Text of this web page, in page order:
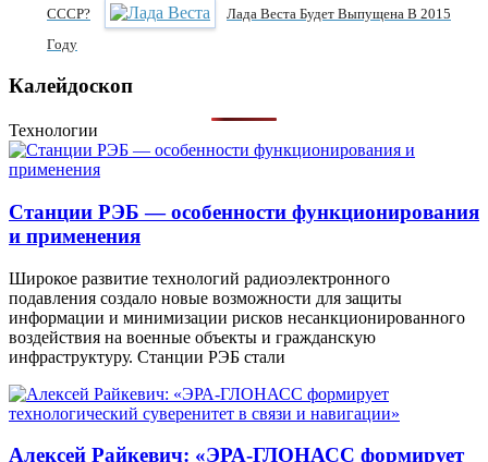
СССР?
Лада Веста Будет Выпущена В 2015
Году
Калейдоскоп
Технологии
Станции РЭБ — особенности функционирования
и применения
Широкое развитие технологий радиоэлектронного
подавления создало новые возможности для защиты
информации и минимизации рисков несанкционированного
воздействия на военные объекты и гражданскую
инфраструктуру. Станции РЭБ стали
Алексей Райкевич: «ЭРА-ГЛОНАСС формирует